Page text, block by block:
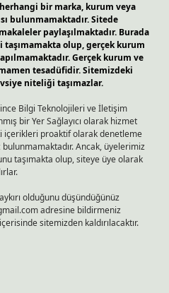
bir marka, kurum veya
bulunmamaktadır. Sitede
paylaşılmaktadır. Burada
olup, gerçek kurum
Gerçek kurum ve
tesadüfidir. Sitemizdeki
niteliği taşımazlar.
Bilgi Teknolojileri ve İletişim
bir Yer Sağlayıcı olarak hizmet
içerikleri proaktif olarak denetleme
Ancak, üyelerimiz
taşımakta olup, siteye üye olarak
olduğunu düşündüğünüz
adresine bildirmeniz
sitemizden kaldırılacaktır.